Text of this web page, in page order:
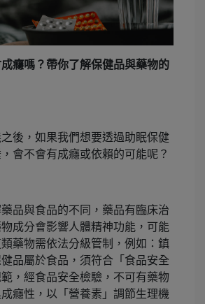
癮嗎？帶你了解保健品與藥物的
後，如果我們想要透過助眠保健
會不會有成癮或依賴的可能呢？
品與食品的不同，藥品有臨床治
成分會影響人體精神功能，可能
藥物需依法分級管制，例如：鎮
品屬於食品，須符合「食品安全
，經食品安全檢驗，不可有藥物
癮性，以「營養素」調節生理機